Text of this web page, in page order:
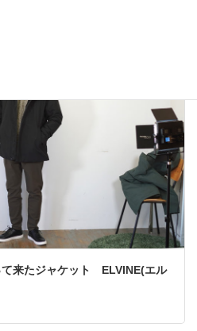
来たジャケット ELVINE(エル